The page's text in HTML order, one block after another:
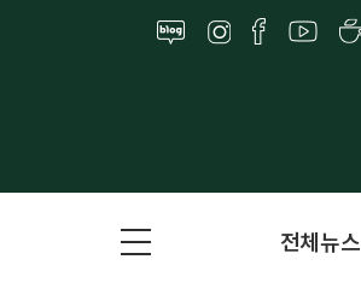
전체뉴스